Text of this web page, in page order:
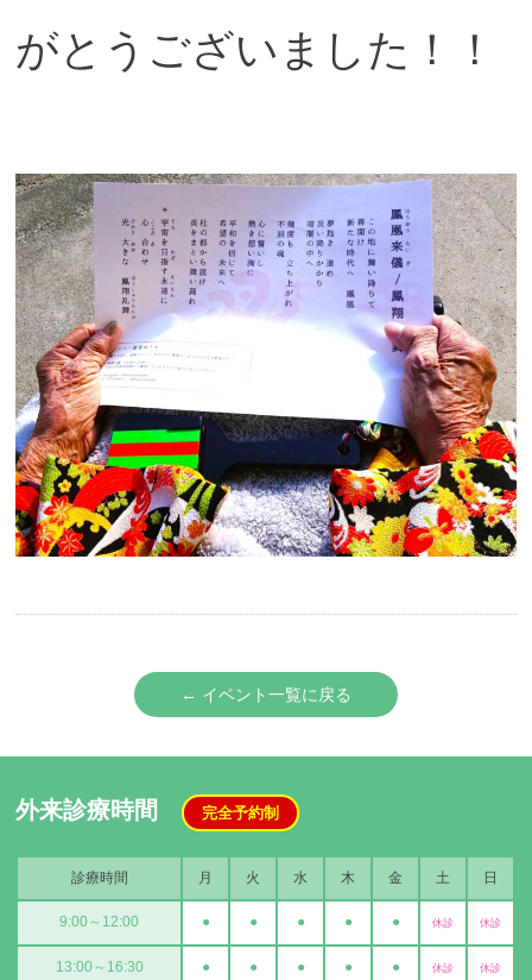
がとうございました！！
← イベント一覧に戻る
外来診療時間 完全予約制
診療時間 月 火 水 木 金 土 日
9:00～12:00 ● ● ● ● ● 休診 休診
13:00～16:30 ● ● ● ● ● 休診 休診